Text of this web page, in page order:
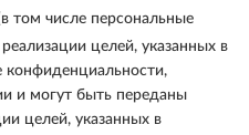
том числе персональные
целей, указанных в
и могут быть переданы
целей, указанных в